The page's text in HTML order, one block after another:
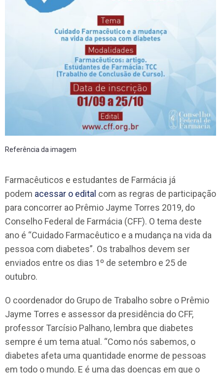
Referência da imagem
Farmacêuticos e estudantes de Farmácia já
podem acessar o edital com as regras de participação
para concorrer ao Prêmio Jayme Torres 2019, do
Conselho Federal de Farmácia (CFF). O tema deste
ano é “Cuidado Farmacêutico e a mudança na vida da
pessoa com diabetes”. Os trabalhos devem ser
enviados entre os dias 1º de setembro e 25 de
outubro.
O coordenador do Grupo de Trabalho sobre o Prêmio
Jayme Torres e assessor da presidência do CFF,
professor Tarcísio Palhano, lembra que diabetes
sempre é um tema atual. “Como nós sabemos, o
diabetes afeta uma quantidade enorme de pessoas
em todo o mundo. E é uma das doenças em que o